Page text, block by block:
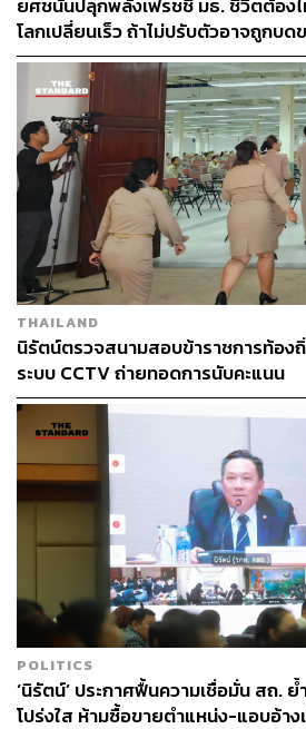
“อยากจะเสนอความเห็นว่าจริงๆ แล้วไ
เกินไป เรื่องนี้เป็นวาระปกติการทำง
กรรมคดีทางการเมืองประชาชนจำ
แน่นอนมีความเห็นที่แตกต่างกันอย่า
นิรโทษกรรมคดีตามมาตรา 112 หรือ
กรรมาธิการก็เสนอไว้หลายทางเลือก
ว่ากรณีที่นิรโทษหรือไม่นิรโทษจะมีผล
พื้นที่ตรงกลางนิรโทษแบบมีเงื่อนไขมี
อะไรเป็นประโยชน์ ถ้ากรรมาธิการเส
ที่สุด เพื่อทำให้พรรคการเมืองต่างๆ รั
และสังคมอย่างรอบด้าน จะได้ตกผลึก
ชัยธวัชกล่าวต่อว่า พรรคการเมืองต่าง
ทางเลือก ไม่ใช่ร่างกฎหมาย การพิจา
ต่อแกนนำพรรคการเมืองและรัฐบาล
สังคม
การนิรโทษกรรมมาตรา 112 แบบมีเงื่
เลือกข้อเสนอของรายงานกรรมาธิก
และเห็นตรงกันจากหลายพรรคการเ
ใดพรรคหนึ่ง ส่วนพรรคการเมืองไม่ว่า
หรือพรรคใดจะเอาด้วยหรือไม่ ขั้นตอ
พิจารณารายงานของกรรมาธิการก่อน
สมาชิกและสังคม ตนเชื่อว่าจะเป็นแน
ทำให้รัฐบาลและพรรคร่วมรัฐบาลพิจา
ยศชนันปลุกพลังเฟรชชี่ มธ. ชีวิตต้อง
โลกเปลี่ยนเร็ว ถ้าไม่ปรับตัวอาจถูกบด
THAILAND
นิรัตน์ตรวจสนามสอบข้าราชการท้อง
ระบบ CCTV ถ่ายทอดการนับคะแนน
POLITICS
‘นิรัตน์’ ประกาศฟื้นความเชื่อมั่น สถ.
โปร่งใส ห้ามซื้อขายตำแหน่ง-แอบอ้า